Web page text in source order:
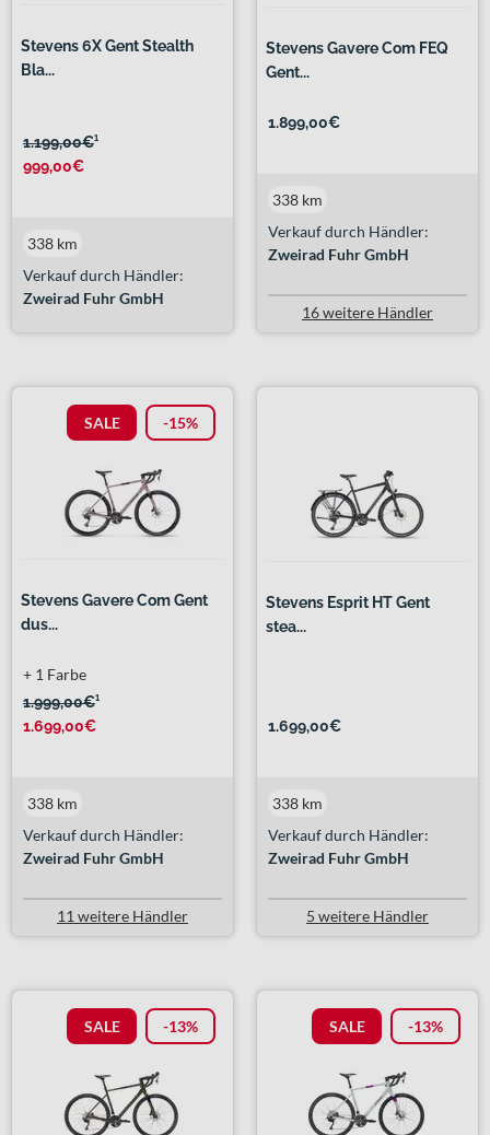
Stevens 6X Gent Stealth
Bla...
1.199,00€¹
999,00€
Verkauf durch Händler:
Zweirad Fuhr GmbH
338 km
Stevens Gavere Com FEQ
Gent...
1.899,00€
Verkauf durch Händler:
Zweirad Fuhr GmbH
338 km
16 weitere Händler
SALE -15%
Stevens Gavere Com Gent
dus...
1.999,00€¹
1.699,00€
+ 1 Farbe
Verkauf durch Händler:
Zweirad Fuhr GmbH
338 km
11 weitere Händler
Stevens Esprit HT Gent
stea...
1.699,00€
Verkauf durch Händler:
Zweirad Fuhr GmbH
338 km
5 weitere Händler
SALE -13% SALE -13%